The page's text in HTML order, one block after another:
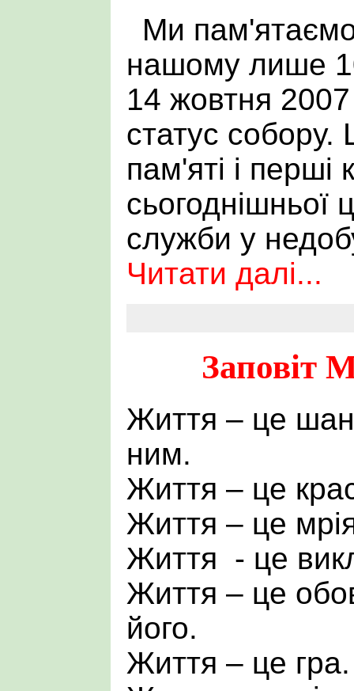
Ми
нашому лише
14 жовтня
статус собору.
пам'яті і перші
сьогоднішньої
служби у
Читати далі...
Заповіт
Життя – це
ним.
Життя – це
Життя – це
Життя - це
Життя – це
його.
Життя – це